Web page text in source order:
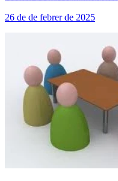
26 de de febrer de 2025